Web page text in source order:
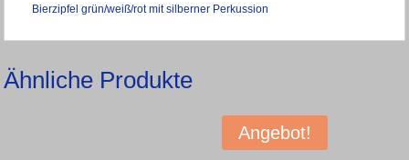
Bierzipfel grün/weiß/rot mit silberner Perkussion
Ähnliche Produkte
Angebot!